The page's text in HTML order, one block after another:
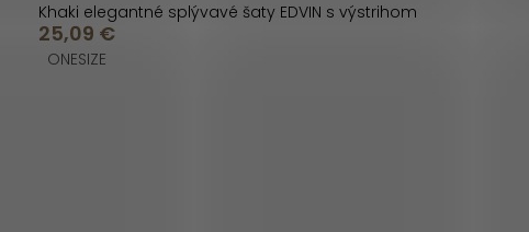
Khaki elegantné splývavé šaty EDVIN s výstrihom
25,09 €
ONESIZE